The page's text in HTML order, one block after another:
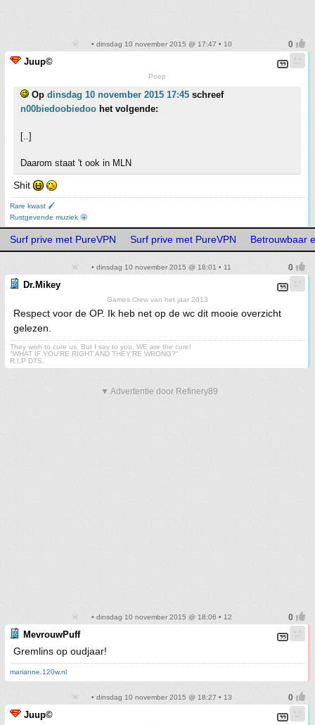
• dinsdag 10 november 2015 @ 17:47 • 10
Juup©
Poep
Op dinsdag 10 november 2015 17:45 schreef
n00biedoobiedoo het volgende:
[..]
Daarom staat 't ook in MLN
Shit
Rare kwast 🖌
Rustgevende muziek 🤩
Surf prive met PureVPN Surf prive met PureVPN Betrouwbaar
• dinsdag 10 november 2015 @ 18:01 • 11
Dr.Mikey
Games Crew van het jaar 2013
Respect voor de OP. Ik heb net op de wc dit mooie overzicht
gelezen.
They wish to cure us. But I say to you, WE are the cure!
"WHAT IF YOU'RE RIGHT AND THEY'RE WRONG?"
R.I.P DTS.
▼ Advertentie door Refinery89
• dinsdag 10 november 2015 @ 18:06 • 12
MevrouwPuff
Gremlins op oudjaar!
marianne.120w.nl
• dinsdag 10 november 2015 @ 18:27 • 13
Juup©